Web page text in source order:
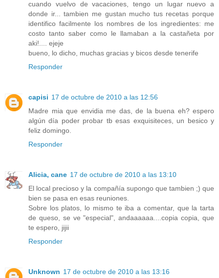
cuando vuelvo de vacaciones, tengo un lugar nuevo a
donde ir... tambien me gustan mucho tus recetas porque
identifico facilmente los nombres de los ingredientes: me
costo tanto saber como le llamaban a la castañeta por
aki!.... ejeje
bueno, lo dicho, muchas gracias y bicos desde tenerife
Responder
capisi 17 de octubre de 2010 a las 12:56
Madre mia que envidia me das, de la buena eh? espero
algún día poder probar tb esas exquisiteces, un besico y
feliz domingo.
Responder
Alicia, cane 17 de octubre de 2010 a las 13:10
El local precioso y la compañía supongo que tambien ;) que
bien se pasa en esas reuniones.
Sobre los platos, lo mismo te iba a comentar, que la tarta
de queso, se ve "especial", andaaaaaa....copia copia, que
te espero, jijii
Responder
Unknown 17 de octubre de 2010 a las 13:16